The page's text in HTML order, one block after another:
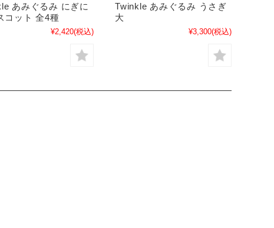
あみぐるみ にぎに
コット 全4種
¥2,420(税込)
Twinkle あみぐるみ うさぎ
大
¥3,300(税込)